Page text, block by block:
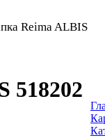
Reima ALBIS
518202